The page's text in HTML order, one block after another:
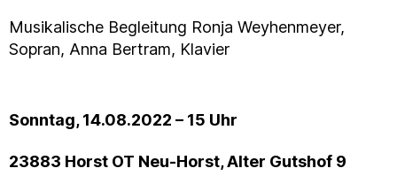
Musikalische Begleitung Ronja Weyhenmeyer,
Sopran, Anna Bertram, Klavier
Sonntag, 14.08.2022 – 15 Uhr
23883 Horst OT Neu-Horst, Alter Gutshof 9